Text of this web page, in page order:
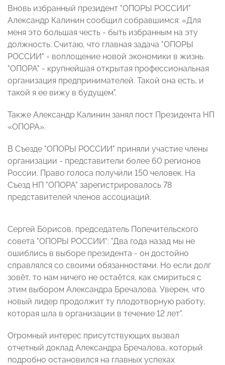
Вновь избранный президент "ОПОРЫ РОССИИ"
Александр Калинин сообщил собравшимся: «Для
меня это большая честь - быть избранным на эту
должность. Считаю, что главная задача "ОПОРЫ
РОССИИ" - воплощение новой экономики в жизнь.
"ОПОРА" - крупнейшая открытая профессиональная
организация предпринимателей. Такой она есть, и
такой я ее вижу в будущем".
Также Александр Калинин занял пост Президента НП
«ОПОРА».
В Съезде "ОПОРЫ РОССИИ" приняли участие члены
организации - представители более 60 регионов
России. Право голоса получили 150 человек. На
Съезд НП "ОПОРА" зарегистрировалось 78
представителей членов ассоциаций.
Сергей Борисов, председатель Попечительского
совета "ОПОРЫ РОССИИ": "Два года назад мы не
ошиблись в выборе президента - он достойно
справлялся со своими обязанностями. Но если долг
зовёт, то нам ничего не остаётся, как смириться с
этим выбором Александра Бречалова. Уверен, что
новый лидер продолжит ту плодотворную работу,
которая шла в организации в течение 12 лет".
Огромный интерес присутствующих вызвал
отчетный доклад Александра Бречалова, который
подробно остановился на главных успехах